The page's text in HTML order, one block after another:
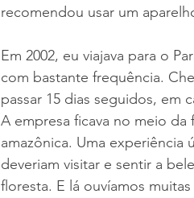
recomendou usar um
Em 2002, eu viajava para o
com bastante frequência.
passar 15 dias seguidos, em
A empresa ficava no meio da
amazônica. Uma experiência
deveriam visitar e sentir a
floresta. E lá ouvíamos